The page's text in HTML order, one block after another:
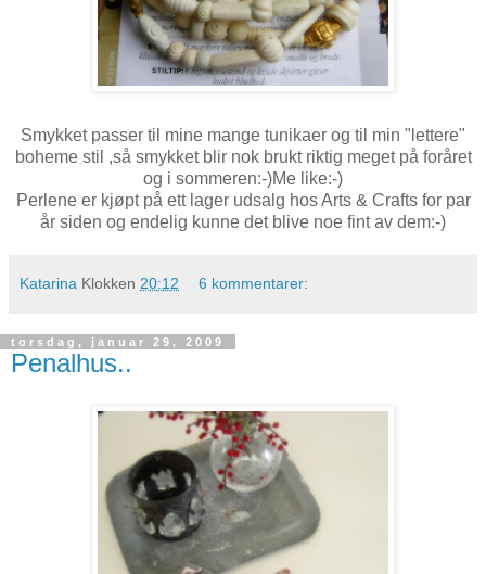
Smykket passer til mine mange tunikaer og til min "lettere"
boheme stil ,så smykket blir nok brukt riktig meget på foråret
og i sommeren:-)Me like:-)
Perlene er kjøpt på ett lager udsalg hos Arts & Crafts for par
år siden og endelig kunne det blive noe fint av dem:-)
Katarina Klokken 20:12 6 kommentarer:
torsdag, januar 29, 2009
Penalhus..